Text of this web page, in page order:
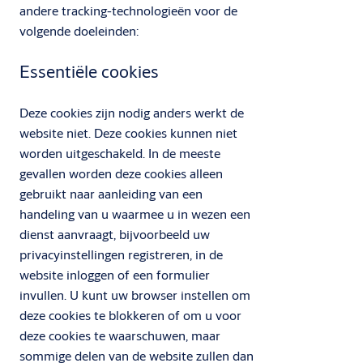
andere tracking-technologieën voor de
volgende doeleinden:
Essentiële cookies
Deze cookies zijn nodig anders werkt de
website niet. Deze cookies kunnen niet
worden uitgeschakeld. In de meeste
gevallen worden deze cookies alleen
gebruikt naar aanleiding van een
handeling van u waarmee u in wezen een
dienst aanvraagt, bijvoorbeeld uw
privacyinstellingen registreren, in de
website inloggen of een formulier
invullen. U kunt uw browser instellen om
deze cookies te blokkeren of om u voor
deze cookies te waarschuwen, maar
sommige delen van de website zullen dan